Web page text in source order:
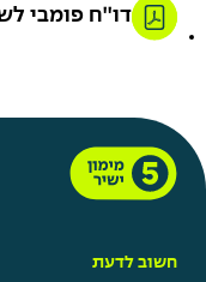
דו''ח פומבי לשנת
חשוב לדעת